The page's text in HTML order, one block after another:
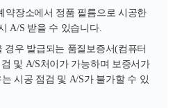
약장소에서 정품 필름으로 시공한
A/S 받을 수 있습니다.
우 발급되는 품질보증서(컴퓨터
및 A/S처이가 가능하며 보증서가
시공 점검 및 A/S가 불가할 수 있